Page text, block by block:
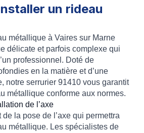
un rideau
métallique à Vaires sur Marne
délicate et parfois complexe qui
professionnel. Doté de
en la matière et d’une
notre serrurier 91410 vous garantit
métallique conforme aux normes.
de l’axe
de la pose de l’axe qui permettra
métallique. Les spécialistes de